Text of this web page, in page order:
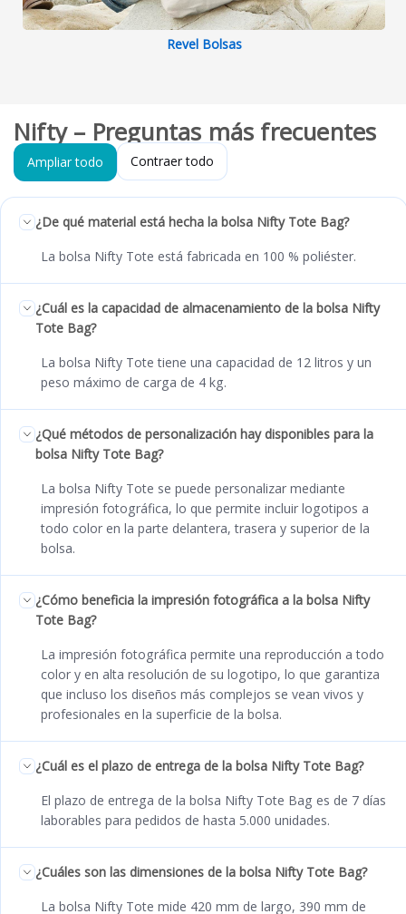
Revel Bolsas
Nifty – Preguntas más frecuentes
Ampliar todo Contraer todo
¿De qué material está hecha la bolsa Nifty Tote Bag?
La bolsa Nifty Tote está fabricada en 100 % poliéster.
¿Cuál es la capacidad de almacenamiento de la bolsa Nifty
Tote Bag?
La bolsa Nifty Tote tiene una capacidad de 12 litros y un
peso máximo de carga de 4 kg.
¿Qué métodos de personalización hay disponibles para la
bolsa Nifty Tote Bag?
La bolsa Nifty Tote se puede personalizar mediante
impresión fotográfica, lo que permite incluir logotipos a
todo color en la parte delantera, trasera y superior de la
bolsa.
¿Cómo beneficia la impresión fotográfica a la bolsa Nifty
Tote Bag?
La impresión fotográfica permite una reproducción a todo
color y en alta resolución de su logotipo, lo que garantiza
que incluso los diseños más complejos se vean vivos y
profesionales en la superficie de la bolsa.
¿Cuál es el plazo de entrega de la bolsa Nifty Tote Bag?
El plazo de entrega de la bolsa Nifty Tote Bag es de 7 días
laborables para pedidos de hasta 5.000 unidades.
¿Cuáles son las dimensiones de la bolsa Nifty Tote Bag?
La bolsa Nifty Tote mide 420 mm de largo, 390 mm de